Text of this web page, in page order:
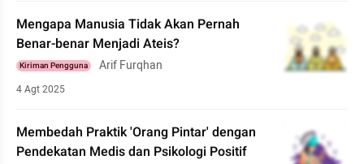
Mengapa Manusia Tidak Akan Pernah
Benar-benar Menjadi Ateis?
Kiriman Pengguna Arif Furqhan
4 Agt 2025
Membedah Praktik 'Orang Pintar' dengan
Pendekatan Medis dan Psikologi Positif